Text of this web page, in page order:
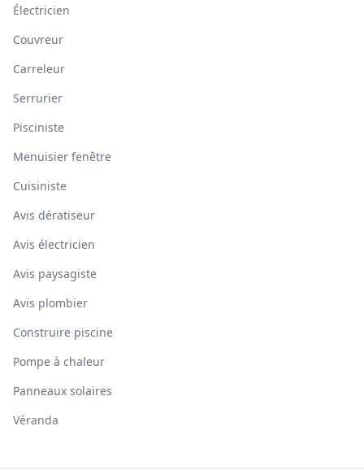
Électricien
Couvreur
Carreleur
Serrurier
Pisciniste
Menuisier fenêtre
Cuisiniste
Avis dératiseur
Avis électricien
Avis paysagiste
Avis plombier
Construire piscine
Pompe à chaleur
Panneaux solaires
Véranda